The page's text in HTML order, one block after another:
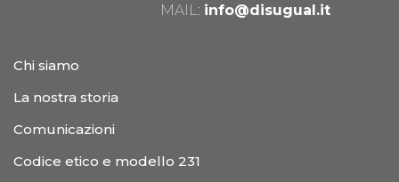
MAIL: info@disugual.it
Chi siamo
La nostra storia
Comunicazioni
Codice etico e modello 231